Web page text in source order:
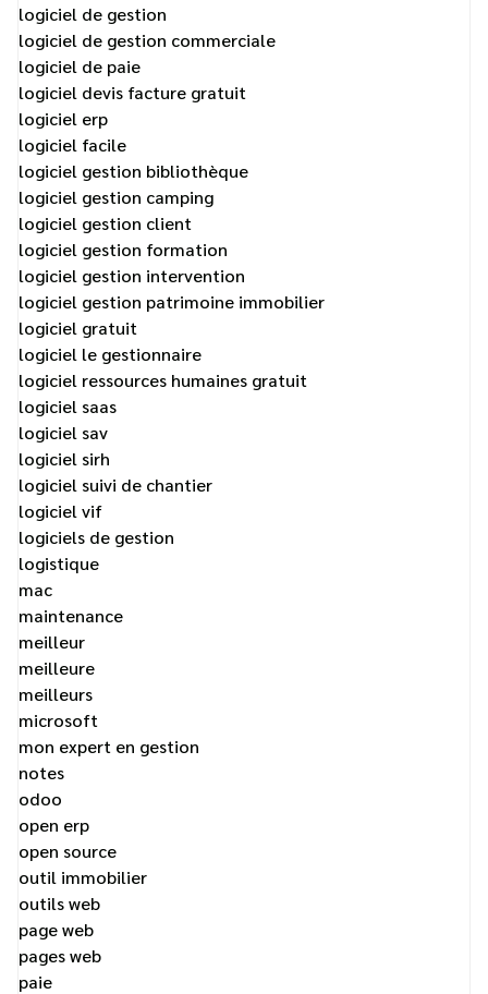
logiciel de gestion
logiciel de gestion commerciale
logiciel de paie
logiciel devis facture gratuit
logiciel erp
logiciel facile
logiciel gestion bibliothèque
logiciel gestion camping
logiciel gestion client
logiciel gestion formation
logiciel gestion intervention
logiciel gestion patrimoine immobilier
logiciel gratuit
logiciel le gestionnaire
logiciel ressources humaines gratuit
logiciel saas
logiciel sav
logiciel sirh
logiciel suivi de chantier
logiciel vif
logiciels de gestion
logistique
mac
maintenance
meilleur
meilleure
meilleurs
microsoft
mon expert en gestion
notes
odoo
open erp
open source
outil immobilier
outils web
page web
pages web
paie